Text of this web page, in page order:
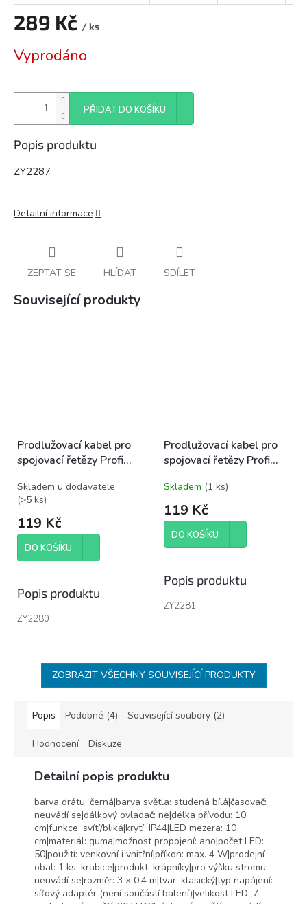
289 Kč / ks
cena:
Vyprodáno
PŘIDAT DO KOŠÍKU
Popis produktu
ZY2287
Detailní informace
ZEPTAT SE HLÍDAT SDÍLET
Související produkty
Prodlužovací kabel pro
spojovací řetězy Profi
vnitřní
Skladem u dodavatele
(>5 ks)
119 Kč
DO KOŠÍKU
Popis produktu
ZY2280
Prodlužovací kabel pro
spojovací řetězy Profi
vnitřní
Skladem (1 ks)
119 Kč
DO KOŠÍKU
Popis produktu
ZY2281
ZOBRAZIT VŠECHNY SOUVISEJÍCÍ PRODUKTY
Popis Podobné (4) Související soubory (2)
Hodnocení Diskuze
Detailní popis produktu
barva drátu: černá|barva světla: studená bílá|časovač:
neuvádí se|dálkový ovladač: ne|délka přívodu: 10
cm|funkce: svítí/bliká|krytí: IP44|LED mezera: 10
cm|materiál: guma|možnost propojení: ano|počet LED:
50|použití: venkovní i vnitřní|příkon: max. 4 W|prodejní
obal: 1 ks, krabice|produkt: krápníky|pro výšku stromu:
neuvádí se|rozměr: 3 × 0,4 m|tvar: klasický|typ napájení:
síťový adaptér (není součástí balení)|velikost LED: 7